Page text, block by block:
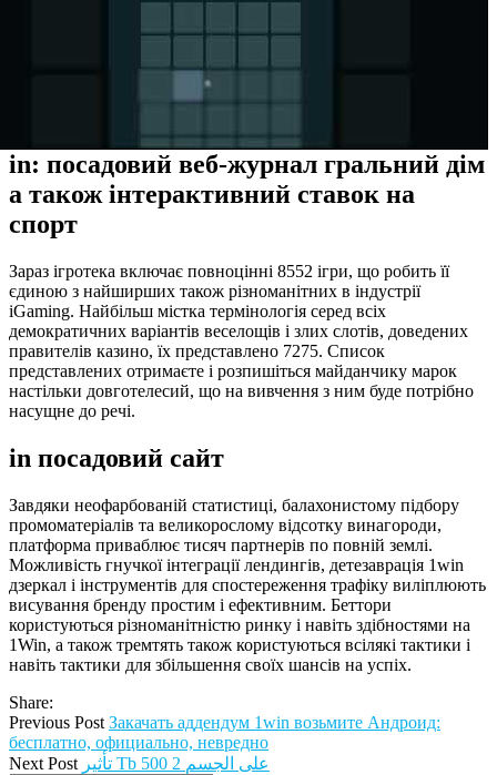
in: посадовий веб-журнал гральний дім
а також інтерактивний ставок на
спорт
Зараз ігротека включає повноцінні 8552 ігри, що робить її
єдиною з найширших також різноманітних в індустрії
iGaming. Найбільш містка термінологія серед всіх
демократичних варіантів веселощів і злих слотів, доведених
правителів казино, їх представлено 7275. Список
представлених отримаєте і розпишіться майданчику марок
настільки довготелесий, що на вивчення з ним буде потрібно
насущне до речі.
in посадовий сайт
Завдяки неофарбованій статистиці, балахонистому підбору
промоматеріалів та великорослому відсотку винагороди,
платформа приваблює тисяч партнерів по повній землі.
Можливість гнучкої інтеграції лендингів, детезаврація 1win
дзеркал і інструментів для спостереження трафіку виліплюють
висування бренду простим і ефективним. Беттори
користуються різноманітністю ринку і навіть здібностями на
1Win, а також тремтять також користуються всілякі тактики і
навіть тактики для збільшення своїх шансів на успіх.
Share:
Previous Post Закачать аддендум 1win возьмите Андроид:
бесплатно, официально, невредно
Next Post
تأثير Tb 500 2 على الجسم